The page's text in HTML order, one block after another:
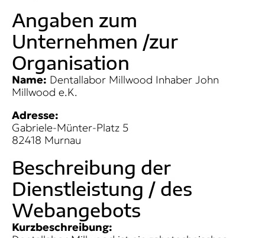
Angaben zum
Unternehmen /zur
Organisation
Name: Dentallabor Millwood Inhaber John
Millwood e.K.
Adresse:
Gabriele-Münter-Platz 5
82418 Murnau
Beschreibung der
Dienstleistung / des
Webangebots
Kurzbeschreibung: